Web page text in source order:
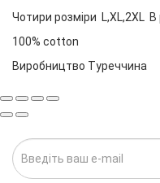
Чотири розміри L,XL,2XL В
100% cotton
Виробництво Туреччина